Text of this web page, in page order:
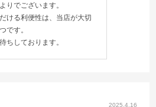
りでございます。
ける利便性は、当店が大切
です。
ちしております。
2025.4.16